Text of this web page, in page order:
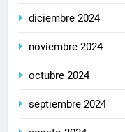
diciembre 2024
noviembre 2024
octubre 2024
septiembre 2024